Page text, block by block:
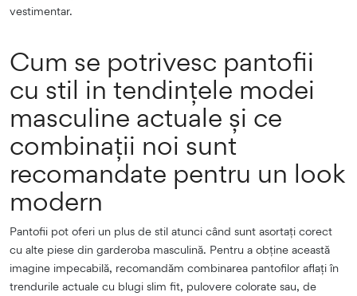
vestimentar.
Cum se potrivesc pantofii
cu stil in tendințele modei
masculine actuale și ce
combinații noi sunt
recomandate pentru un look
modern
Pantofii pot oferi un plus de stil atunci când sunt asortați corect
cu alte piese din garderoba masculină. Pentru a obține această
imagine impecabilă, recomandăm combinarea pantofilor aflați în
trendurile actuale cu blugi slim fit, pulovere colorate sau, de